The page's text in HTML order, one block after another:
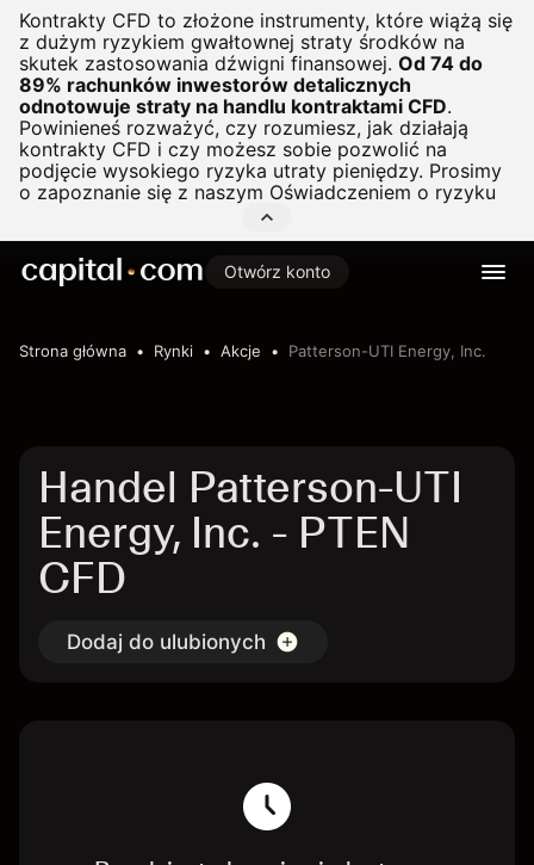
Kontrakty CFD to złożone instrumenty, które wiążą się
z dużym ryzykiem gwałtownej straty środków na
skutek zastosowania dźwigni finansowej. Od 74 do
89% rachunków inwestorów detalicznych
odnotowuje straty na handlu kontraktami CFD.
Powinieneś rozważyć, czy rozumiesz, jak działają
kontrakty CFD i czy możesz sobie pozwolić na
podjęcie wysokiego ryzyka utraty pieniędzy. Prosimy
o zapoznanie się z naszym Oświadczeniem o ryzyku
Otwórz konto
Strona główna Rynki Akcje Patterson-UTI Energy, Inc.
Handel Patterson-UTI
Energy, Inc. - PTEN
CFD
Dodaj do ulubionych